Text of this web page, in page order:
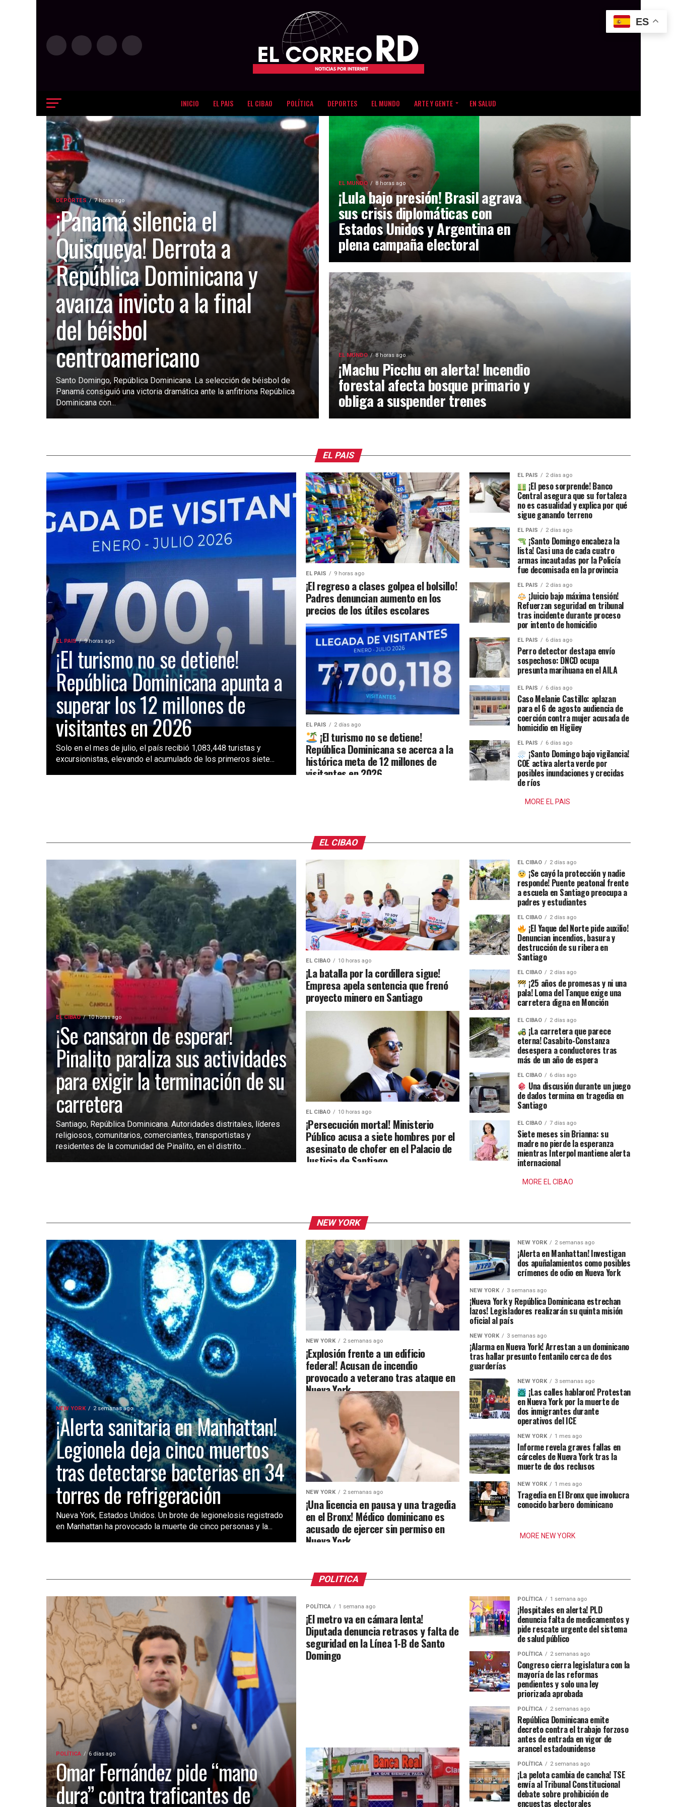
INICIO EL PAIS EL CIBAO POLÍTICA DEPORTES EL MUNDO ARTE Y GENTE EN SALUD
DEPORTES 7 horas ago
¡Panamá silencia el
Quisqueya! Derrota a
República Dominicana y
avanza invicto a la final
del béisbol
centroamericano
Santo Domingo, República Dominicana. La selección de béisbol de
Panamá consiguió una victoria dramática ante la anfitriona República
Dominicana con...
EL MUNDO 8 horas ago
¡Lula bajo presión! Brasil agrava
sus crisis diplomáticas con
Estados Unidos y Argentina en
plena campaña electoral
EL MUNDO 8 horas ago
¡Machu Picchu en alerta! Incendio
forestal afecta bosque primario y
obliga a suspender trenes
EL PAIS
EL PAIS 9 horas ago
¡El turismo no se detiene!
República Dominicana apunta a
superar los 12 millones de
visitantes en 2026
Solo en el mes de julio, el país recibió 1,083,448 turistas y
excursionistas, elevando el acumulado de los primeros siete...
EL PAIS 9 horas ago
¡El regreso a clases golpea el bolsillo!
Padres denuncian aumento en los
precios de los útiles escolares
EL PAIS 2 días ago
¡El turismo no se detiene!
República Dominicana se acerca a la
histórica meta de 12 millones de
visitantes en 2026
EL PAIS 2 días ago
¡El peso sorprende! Banco
Central asegura que su fortaleza
no es casualidad y explica por qué
sigue ganando terreno
EL PAIS 2 días ago
¡Santo Domingo encabeza la
lista! Casi una de cada cuatro
armas incautadas por la Policía
fue decomisada en la provincia
EL PAIS 2 días ago
¡Juicio bajo máxima tensión!
Refuerzan seguridad en tribunal
tras incidente durante proceso
por intento de homicidio
EL PAIS 6 días ago
Perro detector destapa envío
sospechoso: DNCD ocupa
presunta marihuana en el AILA
EL PAIS 6 días ago
Caso Melanie Castillo: aplazan
para el 6 de agosto audiencia de
coerción contra mujer acusada de
homicidio en Higüey
EL PAIS 6 días ago
¡Santo Domingo bajo vigilancia!
COE activa alerta verde por
posibles inundaciones y crecidas
de ríos
MORE EL PAIS
EL CIBAO
EL CIBAO 10 horas ago
¡Se cansaron de esperar!
Pinalito paraliza sus actividades
para exigir la terminación de su
carretera
Santiago, República Dominicana. Autoridades distritales, líderes
religiosos, comunitarios, comerciantes, transportistas y
residentes de la comunidad de Pinalito, en el distrito...
EL CIBAO 10 horas ago
¡La batalla por la cordillera sigue!
Empresa apela sentencia que frenó
proyecto minero en Santiago
EL CIBAO 10 horas ago
¡Persecución mortal! Ministerio
Público acusa a siete hombres por el
asesinato de chofer en el Palacio de
Justicia de Santiago
EL CIBAO 2 días ago
¡Se cayó la protección y nadie
responde! Puente peatonal frente
a escuela en Santiago preocupa a
padres y estudiantes
EL CIBAO 2 días ago
¡El Yaque del Norte pide auxilio!
Denuncian incendios, basura y
destrucción de su ribera en
Santiago
EL CIBAO 2 días ago
¡25 años de promesas y ni una
pala! Loma del Tanque exige una
carretera digna en Monción
EL CIBAO 2 días ago
¡La carretera que parece
eterna! Casabito-Constanza
desespera a conductores tras
más de un año de espera
EL CIBAO 6 días ago
Una discusión durante un juego
de dados termina en tragedia en
Santiago
EL CIBAO 7 días ago
Siete meses sin Brianna: su
madre no pierde la esperanza
mientras Interpol mantiene alerta
internacional
MORE EL CIBAO
NEW YORK
NEW YORK 2 semanas ago
¡Alerta sanitaria en Manhattan!
Legionela deja cinco muertos
tras detectarse bacterias en 34
torres de refrigeración
Nueva York, Estados Unidos. Un brote de legionelosis registrado
en Manhattan ha provocado la muerte de cinco personas y la...
NEW YORK 2 semanas ago
¡Explosión frente a un edificio
federal! Acusan de incendio
provocado a veterano tras ataque en
Nueva York
NEW YORK 2 semanas ago
¡Una licencia en pausa y una tragedia
en el Bronx! Médico dominicano es
acusado de ejercer sin permiso en
Nueva York
NEW YORK 2 semanas ago
¡Alerta en Manhattan! Investigan
dos apuñalamientos como posibles
crímenes de odio en Nueva York
NEW YORK 3 semanas ago
¡Nueva York y República Dominicana estrechan
lazos! Legisladores realizarán su quinta misión
oficial al país
NEW YORK 3 semanas ago
¡Alarma en Nueva York! Arrestan a un dominicano
tras hallar presunto fentanilo cerca de dos
guarderías
NEW YORK 3 semanas ago
¡Las calles hablaron! Protestan
en Nueva York por la muerte de
dos inmigrantes durante
operativos del ICE
NEW YORK 1 mes ago
Informe revela graves fallas en
cárceles de Nueva York tras la
muerte de dos reclusos
NEW YORK 1 mes ago
Tragedia en El Bronx que involucra
conocido barbero dominicano
MORE NEW YORK
POLITICA
POLÍTICA 6 días ago
Omar Fernández pide “mano
dura” contra traficantes de
POLÍTICA 1 semana ago
¡El metro va en cámara lenta!
Diputada denuncia retrasos y falta de
seguridad en la Línea 1-B de Santo
Domingo
POLÍTICA 1 semana ago
¡Hospitales en alerta! PLD
denuncia falta de medicamentos y
pide rescate urgente del sistema
de salud público
POLÍTICA 2 semanas ago
Congreso cierra legislatura con la
mayoría de las reformas
pendientes y solo una ley
priorizada aprobada
POLÍTICA 2 semanas ago
República Dominicana emite
decreto contra el trabajo forzoso
antes de entrada en vigor de
arancel estadounidense
POLÍTICA 2 semanas ago
¡La pelota cambia de cancha! TSE
envía al Tribunal Constitucional
debate sobre prohibición de
encuestas electorales
ES